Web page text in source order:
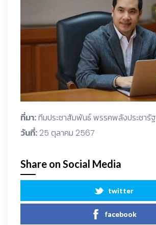
ที่มา:ทีมประชาสัมพันธ์ พรรคพลังประชารัฐ
วันที่: 25 ตุลาคม 2567
Share on Social Media
twitter
facebook